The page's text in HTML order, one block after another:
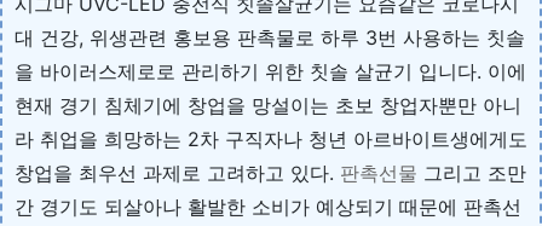
대 건강, 위생관련 홍보용 판촉물로 하루 3번 사용하는 칫솔
을 바이러스제로로 관리하기 위한 칫솔 살균기 입니다. 이에
현재 경기 침체기에 창업을 망설이는 초보 창업자뿐만 아니
라 취업을 희망하는 2차 구직자나 청년 아르바이트생에게도
창업을 최우선 과제로 고려하고 있다. 판촉선물 그리고 조만
간 경기도 되살아나 활발한 소비가 예상되기 때문에 판촉선